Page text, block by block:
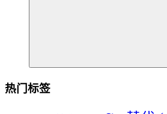
热门标签